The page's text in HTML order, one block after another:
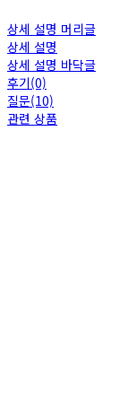
상세 설명 머리글
상세 설명
상세 설명 바닥글
후기(0)
질문(10)
관련 상품